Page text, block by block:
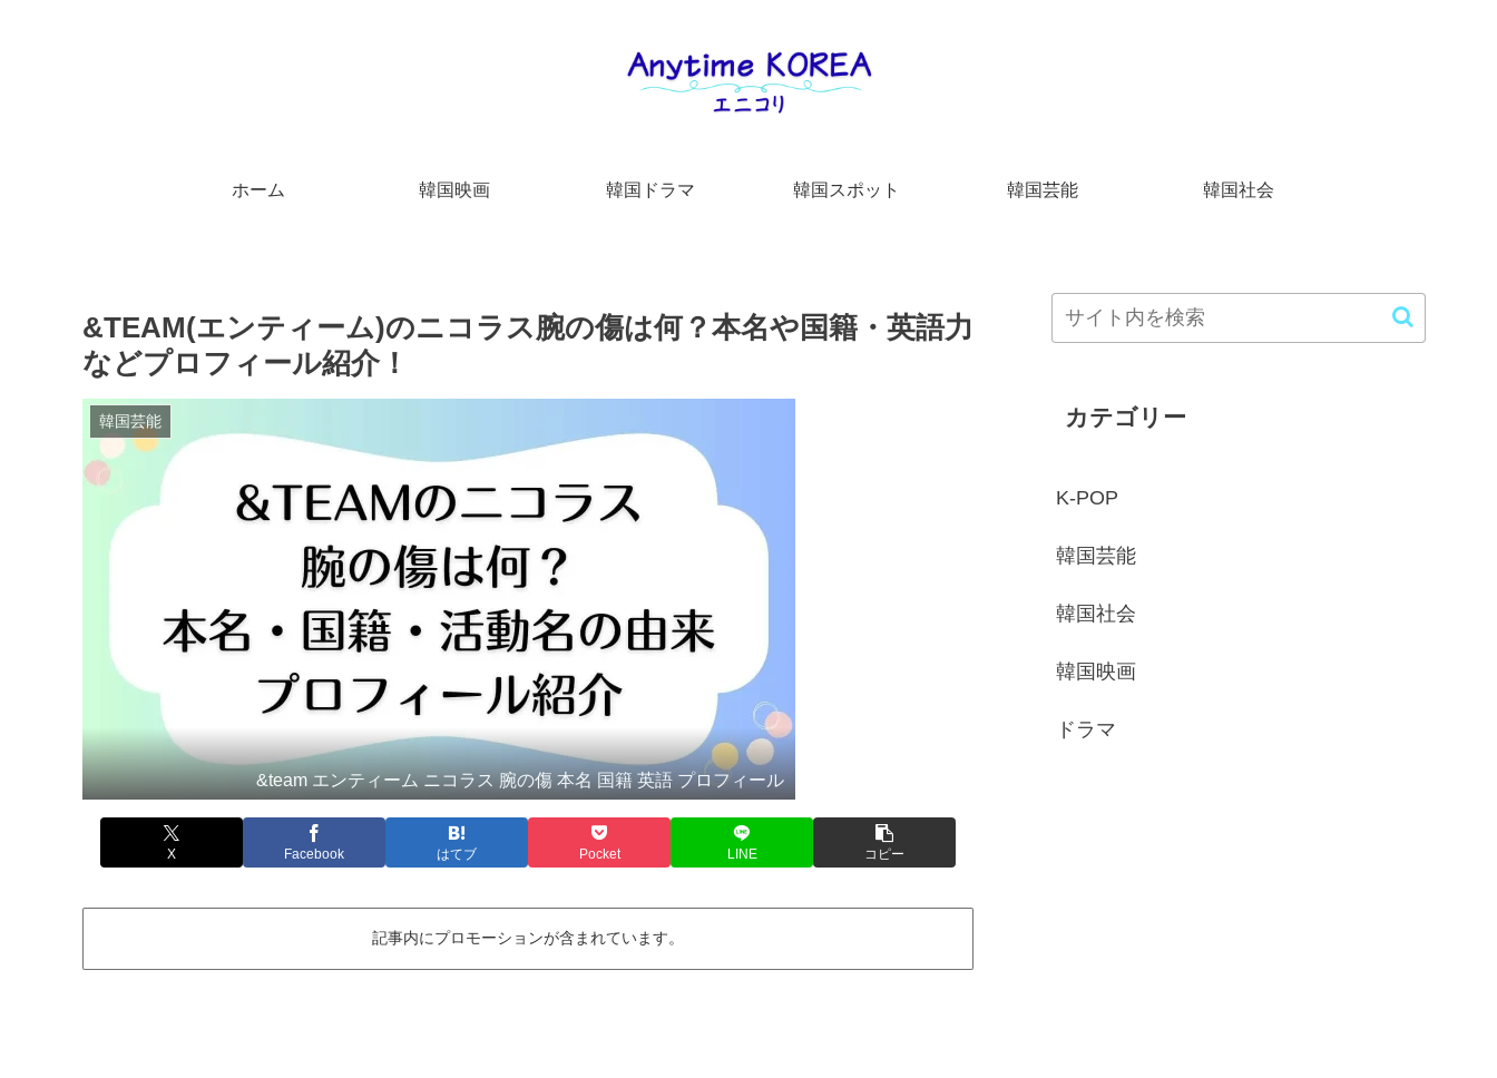
ホーム 韓国映画 韓国ドラマ 韓国スポット 韓国芸能 韓国社会
&TEAM(エンティーム)のニコラス腕の傷は何？本名や国籍・英語力
などプロフィール紹介！
韓国芸能
&team エンティーム ニコラス 腕の傷 本名 国籍 英語 プロフィール
X Facebook はてブ Pocket LINE コピー
記事内にプロモーションが含まれています。
カテゴリー
K-POP
韓国芸能
韓国社会
韓国映画
ドラマ